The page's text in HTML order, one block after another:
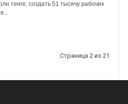
тенге, создать 51 тысячу рабочих
Страница 2 из 21